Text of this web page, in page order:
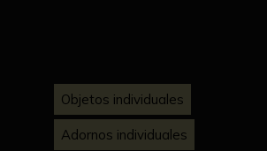
Objetos individuales
Adornos individuales